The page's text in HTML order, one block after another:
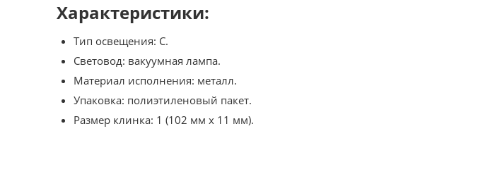
Характеристики:
Тип освещения: C.
Световод: вакуумная лампа.
Материал исполнения: металл.
Упаковка: полиэтиленовый пакет.
Размер клинка: 1 (102 мм x 11 мм).